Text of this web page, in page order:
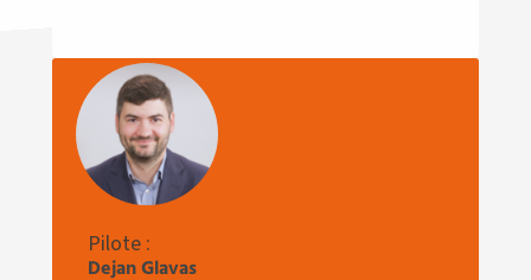
Pilote :
Dejan Glavas